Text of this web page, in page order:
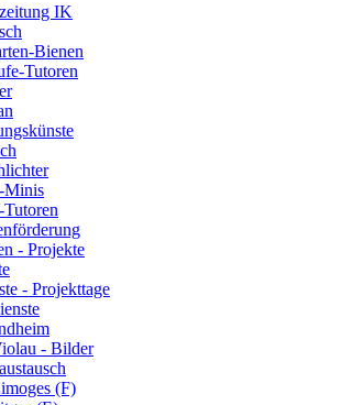
IK
Bienen
Tutoren
Minis
- Projekte
- Projekttage
- Bilder
(F)